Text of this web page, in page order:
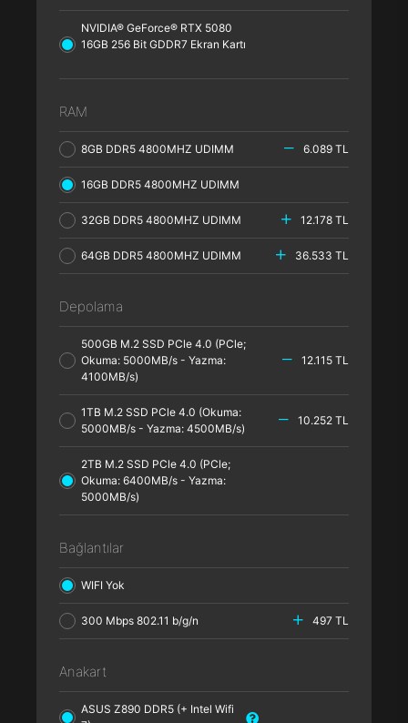
NVIDIA® GeForce® RTX 5080
16GB 256 Bit GDDR7 Ekran Kartı
RAM
8GB DDR5 4800MHZ UDIMM 6.089 TL
16GB DDR5 4800MHZ UDIMM
32GB DDR5 4800MHZ UDIMM 12.178 TL
64GB DDR5 4800MHZ UDIMM 36.533 TL
Depolama
500GB M.2 SSD PCle 4.0 (PCle;
Okuma: 5000MB/s - Yazma:
4100MB/s)
12.115 TL
1TB M.2 SSD PCle 4.0 (Okuma:
5000MB/s - Yazma: 4500MB/s)
10.252 TL
2TB M.2 SSD PCle 4.0 (PCle;
Okuma: 6400MB/s - Yazma:
5000MB/s)
Bağlantılar
WIFI Yok
300 Mbps 802.11 b/g/n 497 TL
Anakart
ASUS Z890 DDR5 (+ Intel Wifi